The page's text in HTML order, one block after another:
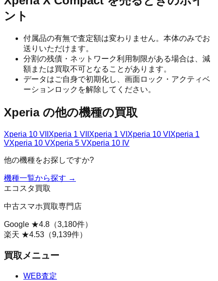
ント
付属品の有無で査定額は変わりません。本体のみでお
送りいただけます。
分割の残債・ネットワーク利用制限がある場合は、減
額または買取不可となることがあります。
データはご自身で初期化し、画面ロック・アクティベ
ーションロックを解除してください。
Xperiaの他の機種の買取
Xperia 10 VII Xperia 1 VII Xperia 1 VI Xperia 10 VI Xperia 1
VXperia 10 VXperia 5 VXperia 10 IV
他の機種をお探しですか?
機種一覧から探す →
エコスタ買取
中古スマホ買取専門店
Google ★4.8 （3,180件）
楽天 ★4.53 （9,139件）
買取メニュー
WEB査定